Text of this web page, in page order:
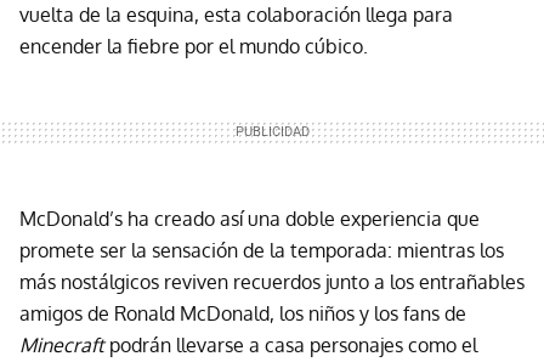
vuelta de la esquina, esta colaboración llega para
encender la fiebre por el mundo cúbico.
McDonald’s ha creado así una doble experiencia que
promete ser la sensación de la temporada: mientras los
más nostálgicos reviven recuerdos junto a los entrañables
amigos de Ronald McDonald, los niños y los fans de
Minecraftpodrán llevarse a casa personajes como el